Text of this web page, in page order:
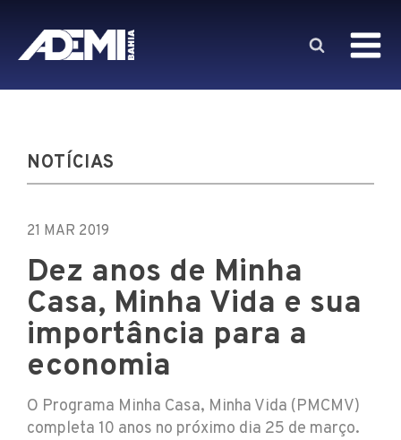
NOTÍCIAS
21 MAR 2019
Dez anos de Minha
Casa, Minha Vida e sua
importância para a
economia
O Programa Minha Casa, Minha Vida (PMCMV)
completa 10 anos no próximo dia 25 de março.